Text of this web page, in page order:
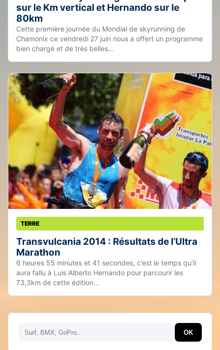
sur le Km vertical et Hernando sur le
80km
Cette première journée du Mondial de skyrunning de
Chamonix ce vendredi 27 juin nous a offert un programme
bien chargé et de très belles...
TERRE
Transvulcania 2014 : Résultats de l’Ultra
Marathon
6 heures 55 minutes et 41 secondes, c’est le temps qu’il
aura fallu à Luis Alberto Hernando pour parcourir les
73,3km de cette édition...
Rechercher OK